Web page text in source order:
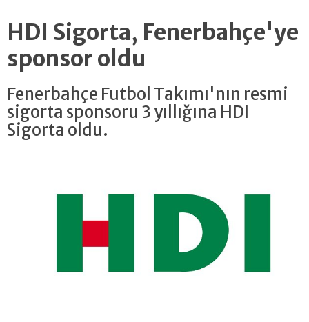
HDI Sigorta, Fenerbahçe'ye
sponsor oldu
Fenerbahçe Futbol Takımı'nın resmi
sigorta sponsoru 3 yıllığına HDI
Sigorta oldu.